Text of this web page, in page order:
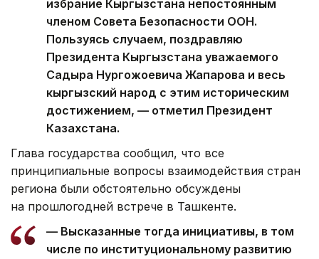
избрание Кыргызстана непостоянным
членом Совета Безопасности ООН.
Пользуясь случаем, поздравляю
Президента Кыргызстана уважаемого
Садыра Нургожоевича Жапарова и весь
кыргызский народ с этим историческим
достижением, — отметил Президент
Казахстана.
Глава государства сообщил, что все
принципиальные вопросы взаимодействия стран
региона были обстоятельно обсуждены
на прошлогодней встрече в Ташкенте.
— Высказанные тогда инициативы, в том
числе по институциональному развитию